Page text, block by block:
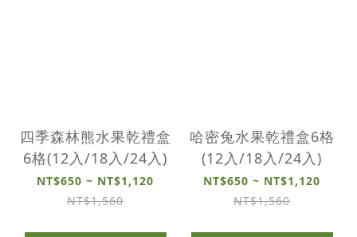
四季森林熊水果乾禮盒
6格(12入/18入/24入)
NT$650 ~ NT$1,120
NT$1,560
哈密兔水果乾禮盒6格
(12入/18入/24入)
NT$650 ~ NT$1,120
NT$1,560